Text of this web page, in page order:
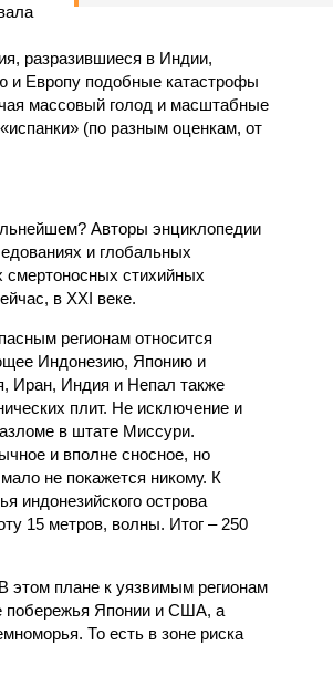
разразившиеся в Индии,
и Европу подобные катастрофы
массовый голод и масштабные
(по разным оценкам, от
Авторы энциклопедии
и глобальных
смертоносных стихийных
в XXI веке.
регионам относится
Индонезию, Японию и
Иран, Индия и Непал также
плит. Не исключение и
в штате Миссури.
и вполне сносное, но
не покажется никому. К
индонезийского острова
15 метров, волны. Итог – 250
этом плане к уязвимым регионам
побережья Японии и США, а
То есть в зоне риска